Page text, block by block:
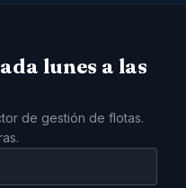
lunes a las
de gestión de flotas.